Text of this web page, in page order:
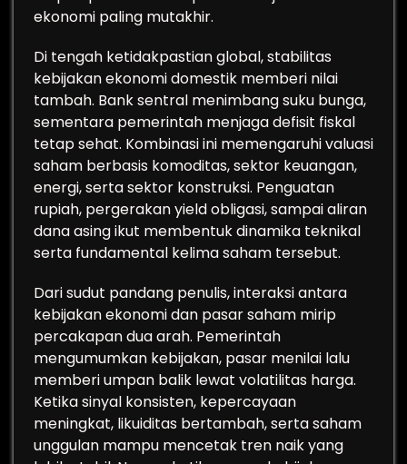
ekonomi paling mutakhir.
Di tengah ketidakpastian global, stabilitas
kebijakan ekonomi domestik memberi nilai
tambah. Bank sentral menimbang suku bunga,
sementara pemerintah menjaga defisit fiskal
tetap sehat. Kombinasi ini memengaruhi valuasi
saham berbasis komoditas, sektor keuangan,
energi, serta sektor konstruksi. Penguatan
rupiah, pergerakan yield obligasi, sampai aliran
dana asing ikut membentuk dinamika teknikal
serta fundamental kelima saham tersebut.
Dari sudut pandang penulis, interaksi antara
kebijakan ekonomi dan pasar saham mirip
percakapan dua arah. Pemerintah
mengumumkan kebijakan, pasar menilai lalu
memberi umpan balik lewat volatilitas harga.
Ketika sinyal konsisten, kepercayaan
meningkat, likuiditas bertambah, serta saham
unggulan mampu mencetak tren naik yang